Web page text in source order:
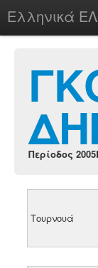
Ελληνικά
chesstu.be @
Login
Περίοδος
Τουρνουά